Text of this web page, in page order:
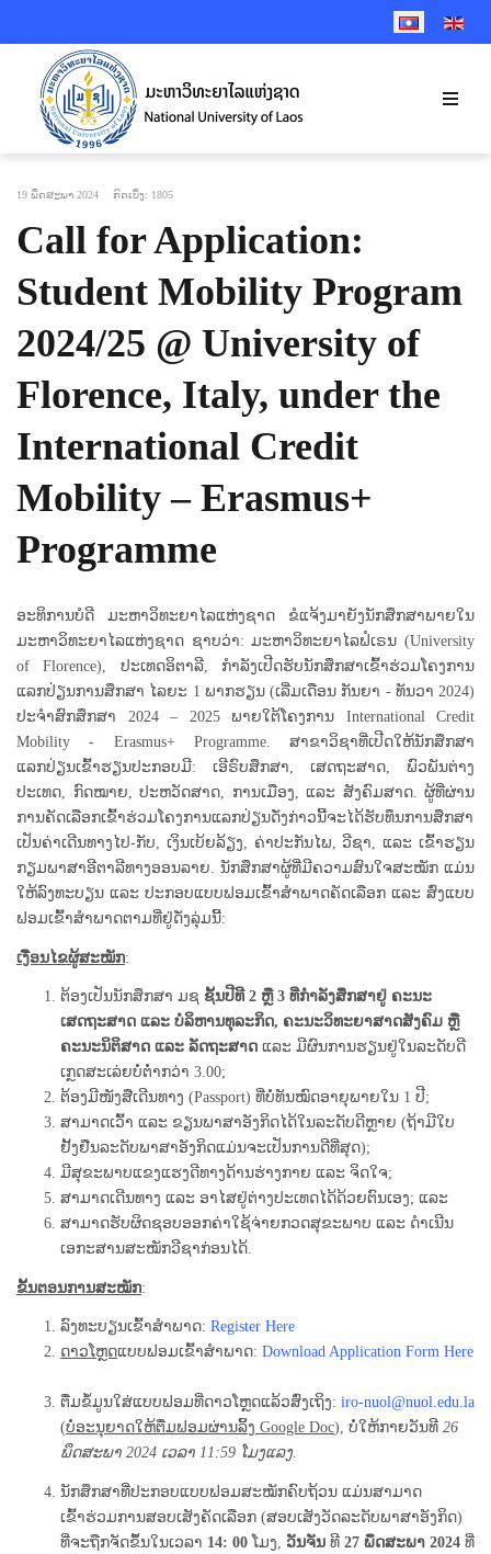
SELECT YOUR
19 ພຶດສະພາ 2024 ກົດເບິ່ງ: 1805
Call for Application:
Student Mobility Program
2024/25 @ University of
Florence, Italy, under the
International Credit
Mobility – Erasmus+
Programme
ອະທິການບໍດີ ມະຫາວິທະຍາໄລແຫ່ງຊາດ ຂໍແຈ້ງມາຍັງນັກສຶກສາພາຍໃນ
ມະຫາວິທະຍາໄລແຫ່ງຊາດ ຊາບວ່າ: ມະຫາວິທະຍາໄລຟໍເຣນ (University
of Florence), ປະເທດອິຕາລີ, ກໍາລັງເປີດຮັບນັກສຶກສາເຂົ້າຮ່ວມໂຄງການ
ແລກປ່ຽນການສຶກສາ ໄລຍະ 1 ພາກຮຽນ (ເລີ່ມເດືອນ ກັນຍາ - ທັນວາ 2024)
ປະຈໍາສົກສຶກສາ 2024 – 2025 ພາຍໃຕ້ໂຄງການ International Credit
Mobility - Erasmus+ Programme. ສາຂາວິຊາທີ່ເປີດໃຫ້ນັກສຶກສາ
ແລກປ່ຽນເຂົ້າຮຽນປະກອບມີ: ເອີຣົບສຶກສາ, ເສດຖະສາດ, ພົວພັນຕ່າງ
ປະເທດ, ກົດໝາຍ, ປະຫວັດສາດ, ການເມືອງ, ແລະ ສັງຄົມສາດ. ຜູ້ທີ່ຜ່ານ
ການຄັດເລືອກເຂົ້າຮ່ວມໂຄງການແລກປ່ຽນດັ່ງກ່າວນີ້ຈະໄດ້ຮັບທຶນການສຶກສາ
ເປັນຄ່າເດີນທາງໄປ-ກັບ, ເງິນເບ້ຍລ້ຽງ, ຄ່າປະກັນໄພ, ວີຊາ, ແລະ ເຂົ້າຮຽນ
ກຽມພາສາອີຕາລີທາງອອນລາຍ. ນັກສຶກສາຜູ້ທີ່ມີຄວາມສົນໃຈສະໝັກ ແມ່ນ
ໃຫ້ລົງທະບຽນ ແລະ ປະກອບແບບຟອມເຂົ້າສໍາພາດຄັດເລືອກ ແລະ ສົ່ງແບບ
ຟອມເຂົ້າສໍາພາດຕາມທີ່ຢູ່ດັ່ງລຸ່ມນີ້:
ເງື່ອນໄຂຜູ້ສະໝັກ:
ຕ້ອງເປັນນັກສຶກສາ ມຊ ຊັ້ນປີທີ 2 ຫຼື 3 ທີ່ກໍາລັງສຶກສາຢູ່ ຄະນະ
ເສດຖະສາດ ແລະ ບໍລິຫານທຸລະກິດ, ຄະນະວິທະຍາສາດສັງຄົມ ຫຼື
ຄະນະນິຕິສາດ ແລະ ລັດຖະສາດ ແລະ ມີຜົນການຮຽນຢູ່ໃນລະດັບດີ
ເກຼດສະເລ່ຍບໍ່ຕ່ຳກວ່າ 3.00;
ຕ້ອງມີໜັງສືເດີນທາງ (Passport) ທີ່ບໍ່ທັນໝົດອາຍຸພາຍໃນ 1 ປີ;
ສາມາດເວົ້າ ແລະ ຂຽນພາສາອັງກິດໄດ້ໃນລະດັບດີຫຼາຍ (ຖ້າມີໃບ
ຢັ້ງຢືນລະດັບພາສາອັງກິດແມ່ນຈະເປັນການດີທີ່ສຸດ);
ມີສຸຂະພາບແຂງແຮງດີທາງດ້ານຮ່າງກາຍ ແລະ ຈິດໃຈ;
ສາມາດເດີນທາງ ແລະ ອາໄສຢູ່ຕ່າງປະເທດໄດ້ດ້ວຍຕົນເອງ; ແລະ
ສາມາດຮັບຜິດຊອບອອກຄ່າໃຊ້ຈ່າຍກວດສຸຂະພາບ ແລະ ດໍາເນີນ
ເອກະສານສະໝັກວີຊາກ່ອນໄດ້.
ຂັ້ນຕອນການສະໝັກ:
ລົງທະບຽນເຂົ້າສໍາພາດ: Register Here
ດາວໂຫຼດແບບຟອມເຂົ້າສຳພາດ: Download Application Form Here
ຕື່ມຂໍ້ມູນໃສ່ແບບຟອມທີ່ດາວໂຫຼດແລ້ວສົ່ງເຖິງ: iro-nuol@nuol.edu.la
(ບໍ່ອະນຸຍາດໃຫ້ຕື່ມຟອມຜ່ານລິ້ງ Google Doc), ບໍ່ໃຫ້ກາຍວັນທີ 26
ພຶດສະພາ 2024 ເວລາ 11:59 ໂມງແລງ.
ນັກສຶກສາທີ່ປະກອບແບບຟອມສະໝັກຄົບຖ້ວນ ແມ່ນສາມາດ
ເຂົ້າຮ່ວມການສອບເສັງຄັດເລືອກ (ສອບເສັງວັດລະດັບພາສາອັງກິດ)
ທີ່ຈະຖືກຈັດຂຶ້ນໃນເວລາ 14: 00 ໂມງ, ວັນຈັນ ທີ 27 ພຶດສະພາ 2024 ທີ່